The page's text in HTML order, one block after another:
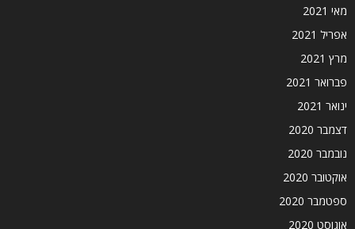
מאי 2021
אפריל 2021
מרץ 2021
פברואר 2021
ינואר 2021
דצמבר 2020
נובמבר 2020
אוקטובר 2020
ספטמבר 2020
אוגוסט 2020